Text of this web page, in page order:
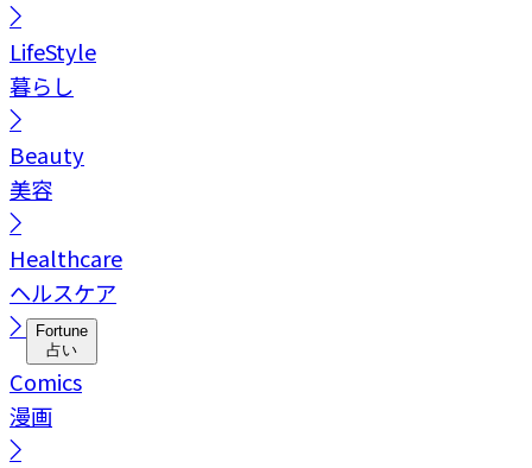
LifeStyle
暮らし
Beauty
美容
Healthcare
ヘルスケア
Fortune
占い
Comics
漫画